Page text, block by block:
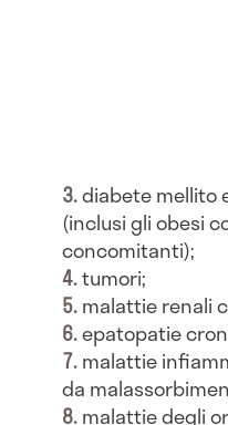
diabete mellito
(inclusi gli obesi
concomitanti);
tumori;
malattie renali
epatopatie
malattie
da
malattie degli